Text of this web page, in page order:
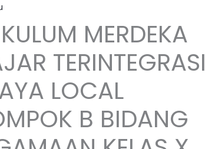
MERDEKA
TERINTEGRASI
LOCAL
B BIDANG